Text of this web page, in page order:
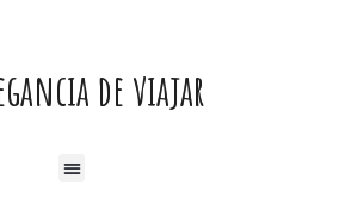
de viajar
Menú